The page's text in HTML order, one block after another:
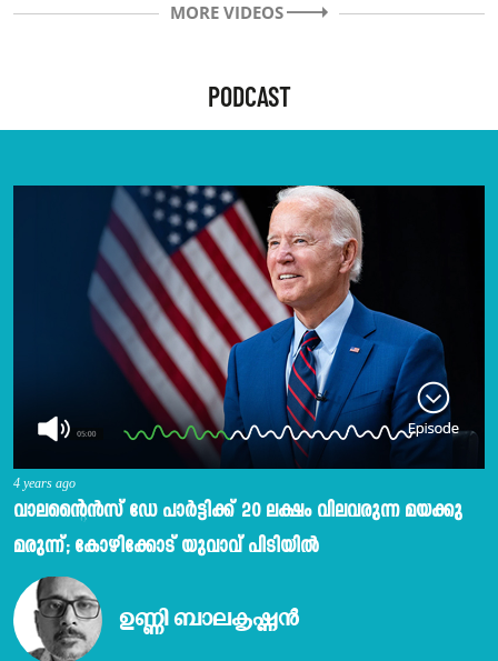
MORE VIDEOS
PODCAST
4 years ago
വാലന്റൈൻസ് ഡേ പാർട്ടിക്ക് 20 ലക്ഷം വിലവരുന്ന മയക്കു
മരുന്ന്; കോഴിക്കോട് യുവാവ് പിടിയിൽ
ഉണ്ണി ബാലകൃഷ്ണൻ